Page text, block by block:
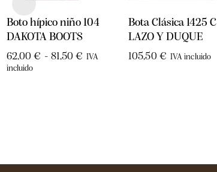
Boto hípico niño 104
DAKOTA BOOTS
62,00€ - 81,50€ IVA
incluido
Bota Clásica 1425 C
LAZO Y DUQUE
105,50 € IVA incluido